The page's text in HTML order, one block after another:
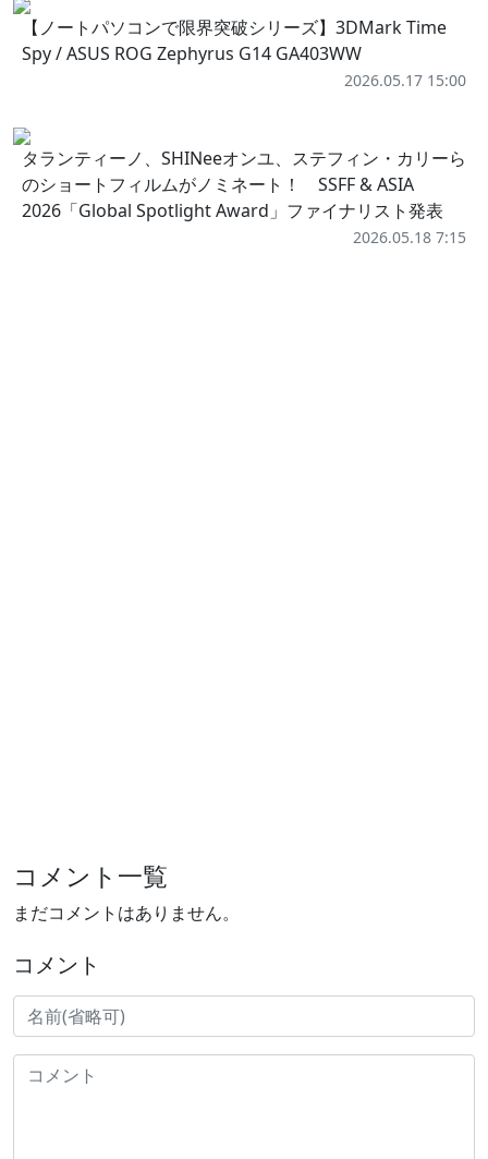
【ノートパソコンで限界突破シリーズ】3DMark Time
Spy / ASUS ROG Zephyrus G14 GA403WW
2026.05.17 15:00
タランティーノ、SHINeeオンユ、ステフィン・カリーら
のショートフィルムがノミネート！ SSFF & ASIA
2026「Global Spotlight Award」ファイナリスト発表
2026.05.18 7:15
コメント一覧
まだコメントはありません。
コメント